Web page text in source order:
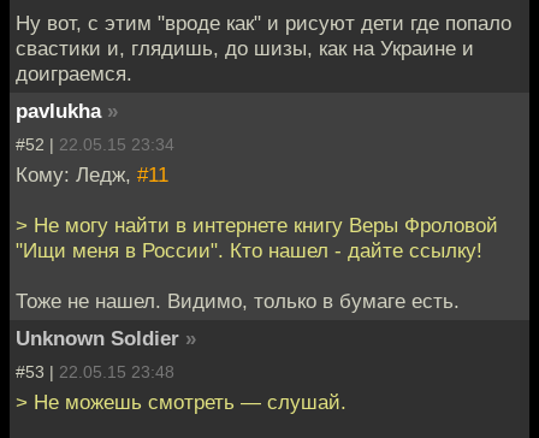
Ну вот, с этим "вроде как" и рисуют дети где попало
свастики и, глядишь, до шизы, как на Украине и
доиграемся.
pavlukha »
#52 | 22.05.15 23:34
Кому: Ледж, #11
> Не могу найти в интернете книгу Веры Фроловой
"Ищи меня в России". Кто нашел - дайте ссылку!
Тоже не нашел. Видимо, только в бумаге есть.
Unknown Soldier »
#53 | 22.05.15 23:48
> Не можешь смотреть — слушай.